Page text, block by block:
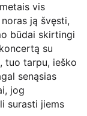
vis
ją švęsti,
būdai skirtingi
su
tuo tarpu, ieško
senąsias
jog
surasti jiems